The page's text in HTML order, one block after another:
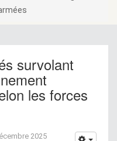
survolant
les forces
2025